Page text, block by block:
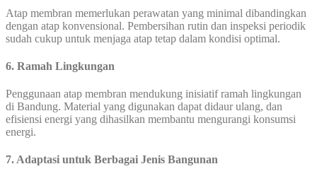
Atap membran memerlukan perawatan yang minimal dibandingkan
dengan atap konvensional. Pembersihan rutin dan inspeksi periodik
sudah cukup untuk menjaga atap tetap dalam kondisi optimal.
6. Ramah Lingkungan
Penggunaan atap membran mendukung inisiatif ramah lingkungan
di Bandung. Material yang digunakan dapat didaur ulang, dan
efisiensi energi yang dihasilkan membantu mengurangi konsumsi
energi.
7. Adaptasi untuk Berbagai Jenis Bangunan